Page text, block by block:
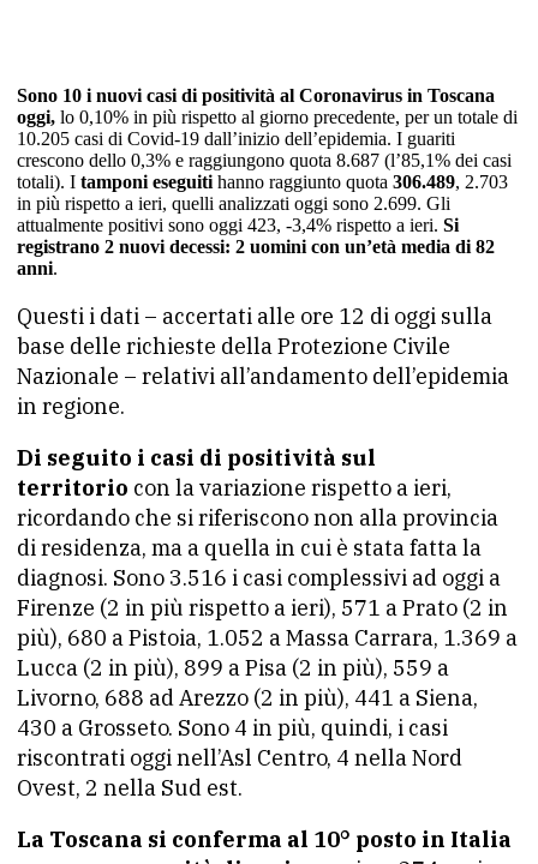
Sono 10 i nuovi casi di positività al Coronavirus in Toscana
oggi, lo 0,10% in più rispetto al giorno precedente, per un totale di
10.205 casi di Covid-19 dall’inizio dell’epidemia. I guariti
crescono dello 0,3% e raggiungono quota 8.687 (l’85,1% dei casi
totali). I tamponi eseguiti hanno raggiunto quota 306.489, 2.703
in più rispetto a ieri, quelli analizzati oggi sono 2.699. Gli
attualmente positivi sono oggi 423, -3,4% rispetto a ieri. Si
registrano 2 nuovi decessi: 2 uomini con un’età media di 82
anni.
Questi i dati – accertati alle ore 12 di oggi sulla
base delle richieste della Protezione Civile
Nazionale – relativi all’andamento dell’epidemia
in regione.
Di seguito i casi di positività sul
territorio con la variazione rispetto a ieri,
ricordando che si riferiscono non alla provincia
di residenza, ma a quella in cui è stata fatta la
diagnosi. Sono 3.516 i casi complessivi ad oggi a
Firenze (2 in più rispetto a ieri), 571 a Prato (2 in
più), 680 a Pistoia, 1.052 a Massa Carrara, 1.369 a
Lucca (2 in più), 899 a Pisa (2 in più), 559 a
Livorno, 688 ad Arezzo (2 in più), 441 a Siena,
430 a Grosseto. Sono 4 in più, quindi, i casi
riscontrati oggi nell’Asl Centro, 4 nella Nord
Ovest, 2 nella Sud est.
La Toscana si conferma al 10° posto in Italia